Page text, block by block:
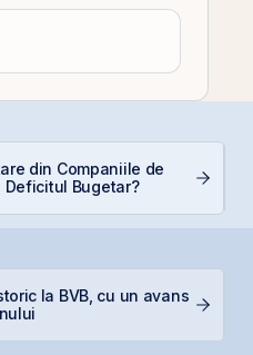
din Companiile de
Deficitul Bugetar?
la BVB, cu un avans